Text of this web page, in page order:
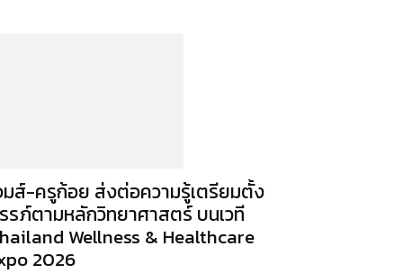
มส์-ครูก้อย ส่งต่อความรู้เตรียมตั้ง
รภ์ตามหลักวิทยาศาสตร์ บนเวที
Wellness & Healthcare
2026